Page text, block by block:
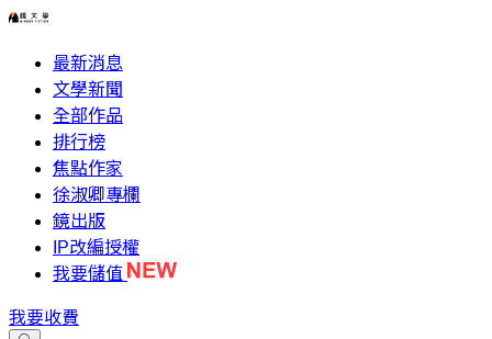
最新消息
文學新聞
全部作品
排行榜
焦點作家
徐淑卿專欄
鏡出版
IP改編授權
我要儲值
我要收費